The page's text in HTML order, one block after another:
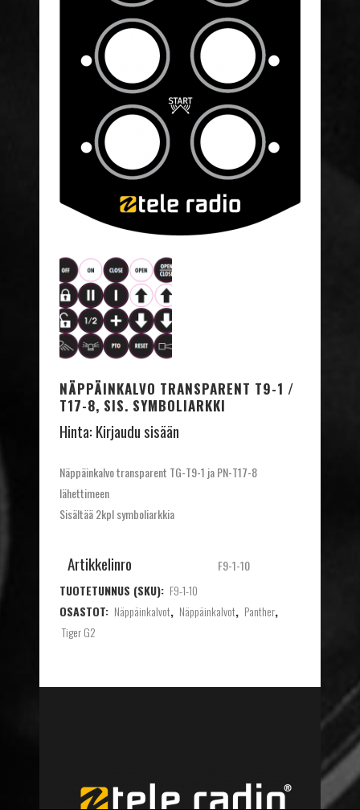
NÄPPÄINKALVO TRANSPARENT T9-1 /
T17-8, SIS. SYMBOLIARKKI
Hinta: Kirjaudu sisään
Näppäinkalvo transparent TG-T9-1 ja PN-T17-8
lähettimeen
Sisältää 2kpl symboliarkkia
Artikkelinro
F9-1-10
TUOTETUNNUS (SKU): F9-1-10
OSASTOT: Näppäinkalvot, Näppäinkalvot, Panther,
Tiger G2